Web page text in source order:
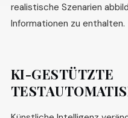
realistische Szenarien
Informationen zu enthalten.
KI-GESTÜTZTE